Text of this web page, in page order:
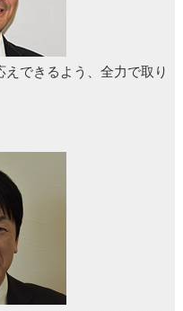
できるよう、全力で取り